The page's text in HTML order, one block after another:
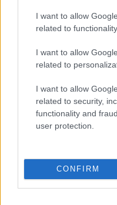
I want to allow
related to
I want to allow
related to
I want to allow
related to security,
functionality and
user protection.
CONFIRM
ΑΛΛΑ #TAGS
Κορονοϊός
μετάλλαξη
πανδημία
Ευρωπαϊκός